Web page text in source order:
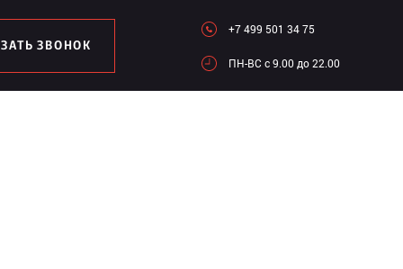
ЗВОНОК
+7 499 501 34 75
ПН-ВC c 9.00 до 22.00